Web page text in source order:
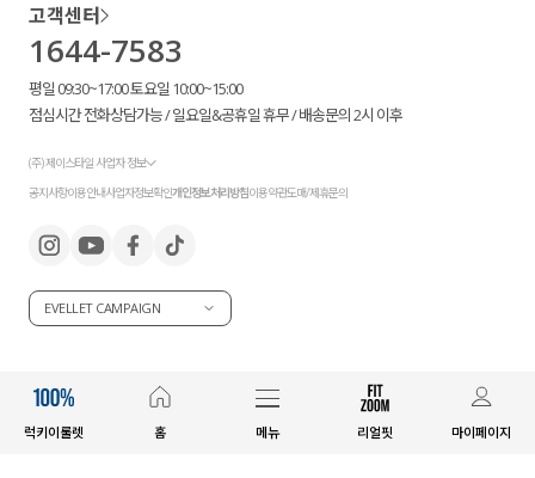
럭키이룰렛 홈 메뉴 리얼핏 마이페이지
고객센터
1644-7583
평일 09:30~17:00 토요일 10:00~15:00
점심시간 전화상담가능 / 일요일&공휴일 휴무 / 배송문의 2시 이후
(주) 제이스타일 사업자 정보
공지사항이용안내사업자정보확인개인정보처리방침이용약관도매/제휴문의
EVELLET CAMPAIGN